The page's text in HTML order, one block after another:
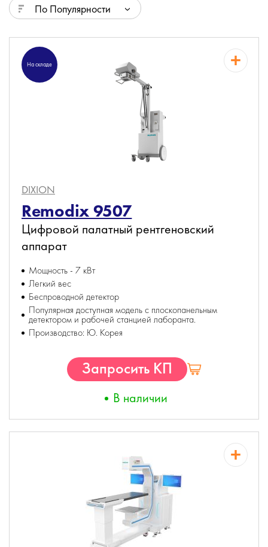
По Популярности
На складе
DIXION
Remodix 9507
Цифровой палатный рентгеновский
аппарат
Мощность - 7 кВт
Легкий вес
Беспроводной детектор
Популярная доступная модель с плоскопанельным
детектором и рабочей станцией лаборанта.
Производство: Ю. Корея
Запросить КП
В наличии